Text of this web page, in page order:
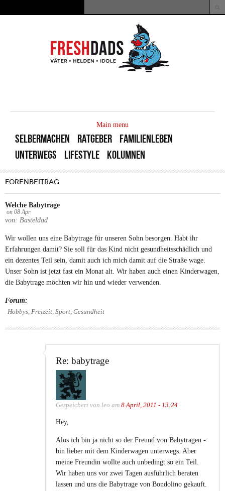
Suchformular
Main menu
SELBERMACHEN RATGEBER
FAMILIENLEBEN
UNTERWEGS
LIFESTYLE KOLUMNEN
FORENBEITRAG
Welche Babytrage
on 08 Apr
von: Basteldad
Wir wollen uns eine Babytrage für unseren Sohn besorgen. Habt ihr
Erfahrungen damit? Sie soll für das Kind nicht gesundheitsschädlich und
ein dezentes Teil sein, damit auch ich mich damit auf die Straße wage.
Unser Sohn ist jetzt fast ein Monat alt. Wir haben auch einen Kinderwagen,
die Babytrage möchten wir hin und wieder verwenden.
Forum:
Hobbys, Freizeit, Sport, Gesundheit
Re: babytrage
Gespeichert von leo am 8 April, 2011 - 13:24
Hey,
Alos ich bin ja nicht so der Freund von Babytragen -
bin lieber mit dem Kinderwagen unterwegs. Aber
meine Freundin wollte auch unbedingt so ein Teil.
Wir haben uns vor zwei Tagen ausführlich beraten
lassen und uns die Babytrage von Bondolino gekauft.